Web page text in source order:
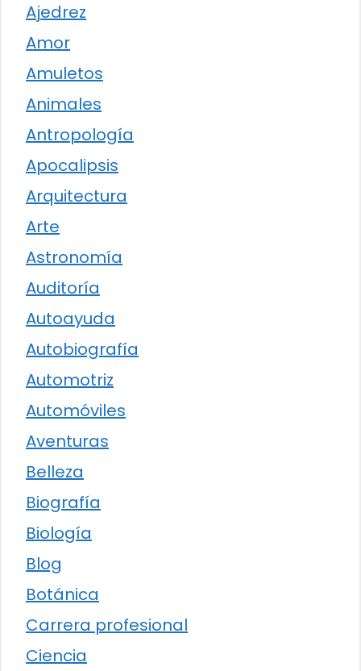
Ajedrez
Amor
Amuletos
Animales
Antropología
Apocalipsis
Arquitectura
Arte
Astronomía
Auditoría
Autoayuda
Autobiografía
Automotriz
Automóviles
Aventuras
Belleza
Biografía
Biología
Blog
Botánica
Carrera profesional
Ciencia